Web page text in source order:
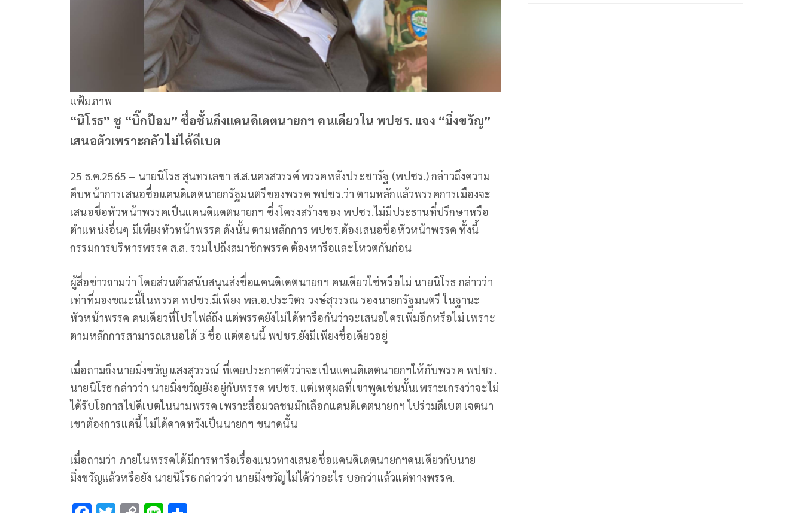
แฟ้มภาพ
“นิโรธ” ชู “บิ๊กป้อม” ชื่อชั้นถึงแคนดิเดตนายกฯ คนเดียวใน พปชร. แจง “มิ่งขวัญ”
เสนอตัวเพราะกลัวไม่ได้ดีเบต
25 ธ.ค.2565 – นายนิโรธ สุนทรเลขา ส.ส.นครสวรรค์ พรรคพลังประชารัฐ (พปชร.) กล่าวถึงความ
คืบหน้าการเสนอชื่อแคนดิเดตนายกรัฐมนตรีของพรรค พปชร.ว่า ตามหลักแล้วพรรคการเมืองจะ
เสนอชื่อหัวหน้าพรรคเป็นแคนดิแดตนายกฯ ซึ่งโครงสร้างของ พปชร.ไม่มีประธานที่ปรึกษาหรือ
ตำแหน่งอื่นๆ มีเพียงหัวหน้าพรรค ดังนั้น ตามหลักการ พปชร.ต้องเสนอชื่อหัวหน้าพรรค ทั้งนี้
กรรมการบริหารพรรค ส.ส. รวมไปถึงสมาชิกพรรค ต้องหารือและโหวตกันก่อน
ผู้สื่อข่าวถามว่า โดยส่วนตัวสนับสนุนส่งชื่อแคนดิเดตนายกฯ คนเดียวใช่หรือไม่ นายนิโรธ กล่าวว่า
เท่าที่มองขณะนี้ในพรรค พปชร.มีเพียง พล.อ.ประวิตร วงษ์สุวรรณ รองนายกรัฐมนตรี ในฐานะ
หัวหน้าพรรค คนเดียวที่โปรไฟล์ถึง แต่พรรคยังไม่ได้หารือกันว่าจะเสนอใครเพิ่มอีกหรือไม่ เพราะ
ตามหลักการสามารถเสนอได้ 3 ชื่อ แต่ตอนนี้ พปชร.ยังมีเพียงชื่อเดียวอยู่
เมื่อถามถึงนายมิ่งขวัญ แสงสุวรรณ์ ที่เคยประกาศตัวว่าจะเป็นแคนดิเดตนายกฯให้กับพรรค พปชร.
นายนิโรธ กล่าวว่า นายมิ่งขวัญยังอยู่กับพรรค พปชร. แต่เหตุผลที่เขาพูดเช่นนั้นเพราะเกรงว่าจะไม่
ได้รับโอกาสไปดีเบตในนามพรรค เพราะสื่อมวลชนมักเลือกแคนดิเดตนายกฯ ไปร่วมดีเบต เจตนา
เขาต้องการแค่นี้ ไม่ได้คาดหวังเป็นนายกฯ ขนาดนั้น
เมื่อถามว่า ภายในพรรคได้มีการหารือเรื่องแนวทางเสนอชื่อแคนดิเดตนายกฯคนเดียวกับนาย
มิ่งขวัญแล้วหรือยัง นายนิโรธ กล่าวว่า นายมิ่งขวัญไม่ได้ว่าอะไร บอกว่าแล้วแต่ทางพรรค.